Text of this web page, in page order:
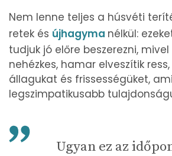
Nem lenne teljes a húsvéti
retek és újhagyma nélkül:
tudjuk jó előre beszerezni,
nehézkes, hamar elveszítik
állagukat és frissességüket,
legszimpatikusabb
Ugyan ez az